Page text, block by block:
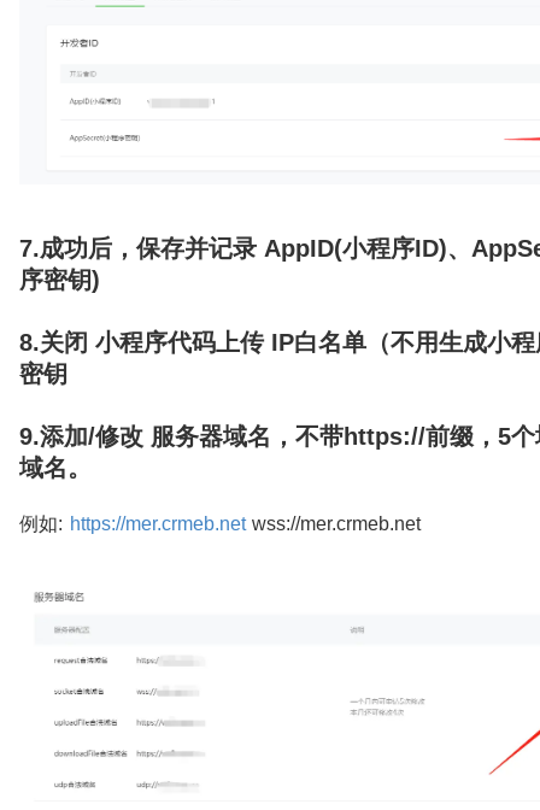
7.成功后，保存并记录 AppID(小程序ID)、
序密钥)
8.关闭 小程序代码上传 IP白名单（不用生成小
密钥
9.添加/修改 服务器域名，不带https://前缀，5
域名。
例如: https://mer.crmeb.netwss://mer.crmeb.net